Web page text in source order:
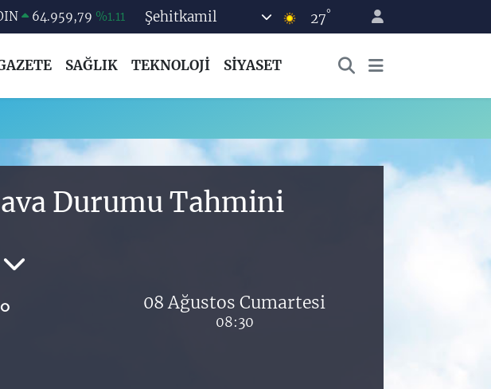
64.959,79 %1.11
55,2510 %0.32
64,4811 %0.38
BİST100
13.779
Şehitkamil 27°
SAĞLIK TEKNOLOJİ SİYASET
Durumu Tahmini
° 08 Ağustos Cumartesi
08:30